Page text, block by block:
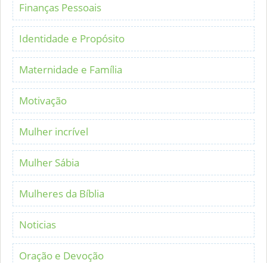
Finanças Pessoais
Identidade e Propósito
Maternidade e Família
Motivação
Mulher incrível
Mulher Sábia
Mulheres da Bíblia
Noticias
Oração e Devoção